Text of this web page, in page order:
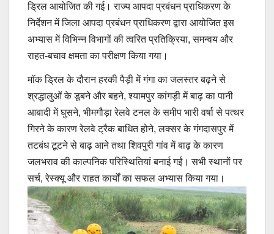
ड्रिल आयोजित की गई। राज्य आपदा प्रबंधन प्राधिकरण के
निर्देशन में जिला आपदा प्रबंधन प्राधिकरण द्वारा आयोजित इस
अभ्यास में विभिन्न विभागों की त्वरित प्रतिक्रिया, समन्वय और
राहत-बचाव क्षमता का परीक्षण किया गया।
मॉक ड्रिल के दौरान हरकी पैड़ी में गंगा का जलस्तर बढ़ने से
श्रद्धालुओं के डूबने और बहने, श्यामपुर कांगड़ी में बाढ़ का पानी
आबादी में घुसने, भीमगौड़ा रेलवे टनल के समीप भारी वर्षा से पत्थर
गिरने के कारण रेलवे ट्रैक बाधित होने, लक्सर के गंगदासपुर में
तटबंध टूटने से बाढ़ आने तथा शिवपुरी गांव में बाढ़ के कारण
जलभराव की काल्पनिक परिस्थितियां बनाई गईं। सभी स्थानों पर
सर्च, रेस्क्यू और राहत कार्यों का सफल अभ्यास किया गया।